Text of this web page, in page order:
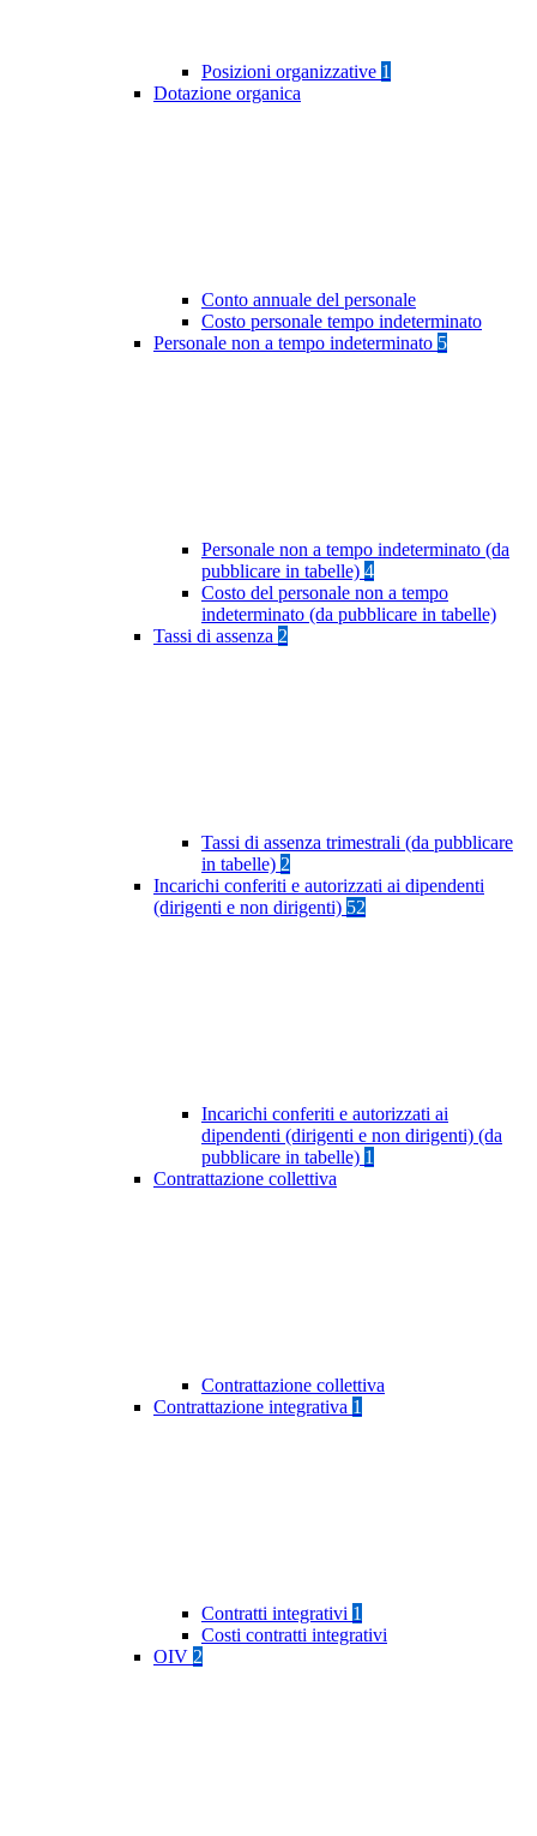
Posizioni organizzative 1
Dotazione organica
Conto annuale del personale
Costo personale tempo indeterminato
Personale non a tempo indeterminato 5
Personale non a tempo indeterminato (da
pubblicare in tabelle) 4
Costo del personale non a tempo
indeterminato (da pubblicare in tabelle)
Tassi di assenza 2
Tassi di assenza trimestrali (da pubblicare
in tabelle) 2
Incarichi conferiti e autorizzati ai dipendenti
(dirigenti e non dirigenti) 52
Incarichi conferiti e autorizzati ai
dipendenti (dirigenti e non dirigenti) (da
pubblicare in tabelle) 1
Contrattazione collettiva
Contrattazione collettiva
Contrattazione integrativa 1
Contratti integrativi 1
Costi contratti integrativi
OIV 2